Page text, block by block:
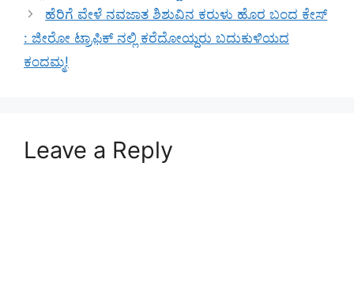
ಹೆರಿಗೆ ವೇಳೆ ನವಜಾತ ಶಿಶುವಿನ ಕರುಳು ಹೊರ ಬಂದ ಕೇಸ್
: ಜೀರೋ ಟ್ರಾಫಿಕ್ ನಲ್ಲಿ ಕರೆದೋಯ್ದರು ಬದುಕುಳಿಯದ
ಕಂದಮ್ಮ!
Leave a Reply